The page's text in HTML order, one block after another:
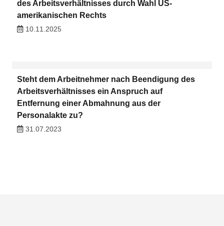
des Arbeitsverhältnisses durch Wahl US-
amerikanischen Rechts
10.11.2025
Steht dem Arbeitnehmer nach Beendigung des
Arbeitsverhältnisses ein Anspruch auf
Entfernung einer Abmahnung aus der
Personalakte zu?
31.07.2023